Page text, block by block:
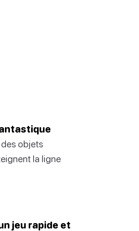
objets
la ligne
jeu rapide et